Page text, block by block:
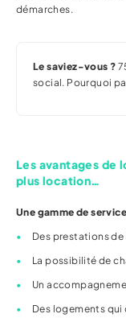
démarches.
Le saviez-vous ?
social. Pourquoi
Les avantages de
plus location…
Une gamme de
Des prestations
La possibilité de
Un
Des logements qui